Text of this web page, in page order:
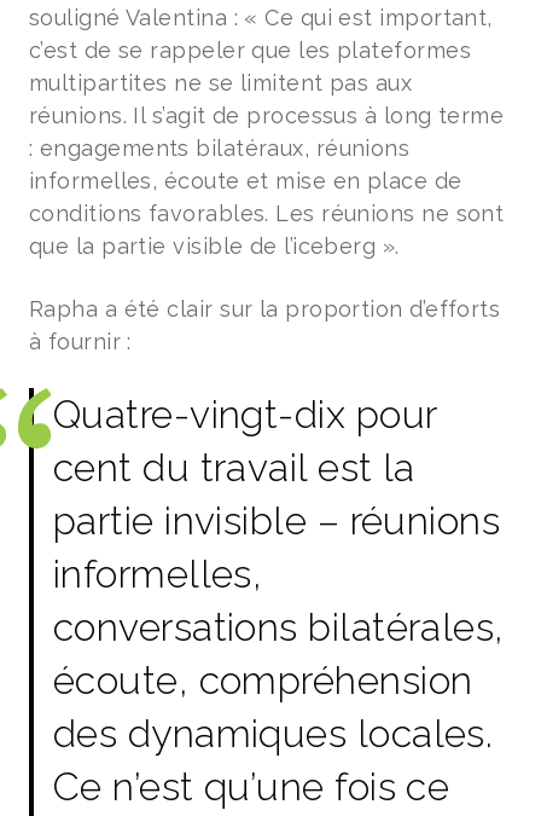
souligné Valentina : « Ce qui est important,
c’est de se rappeler que les plateformes
multipartites ne se limitent pas aux
réunions. Il s’agit de processus à long terme
: engagements bilatéraux, réunions
informelles, écoute et mise en place de
conditions favorables. Les réunions ne sont
que la partie visible de l’iceberg ».
Rapha a été clair sur la proportion d’efforts
à fournir :
Quatre-vingt-dix pour
cent du travail est la
partie invisible – réunions
informelles,
conversations bilatérales,
écoute, compréhension
des dynamiques locales.
Ce n’est qu’une fois ce